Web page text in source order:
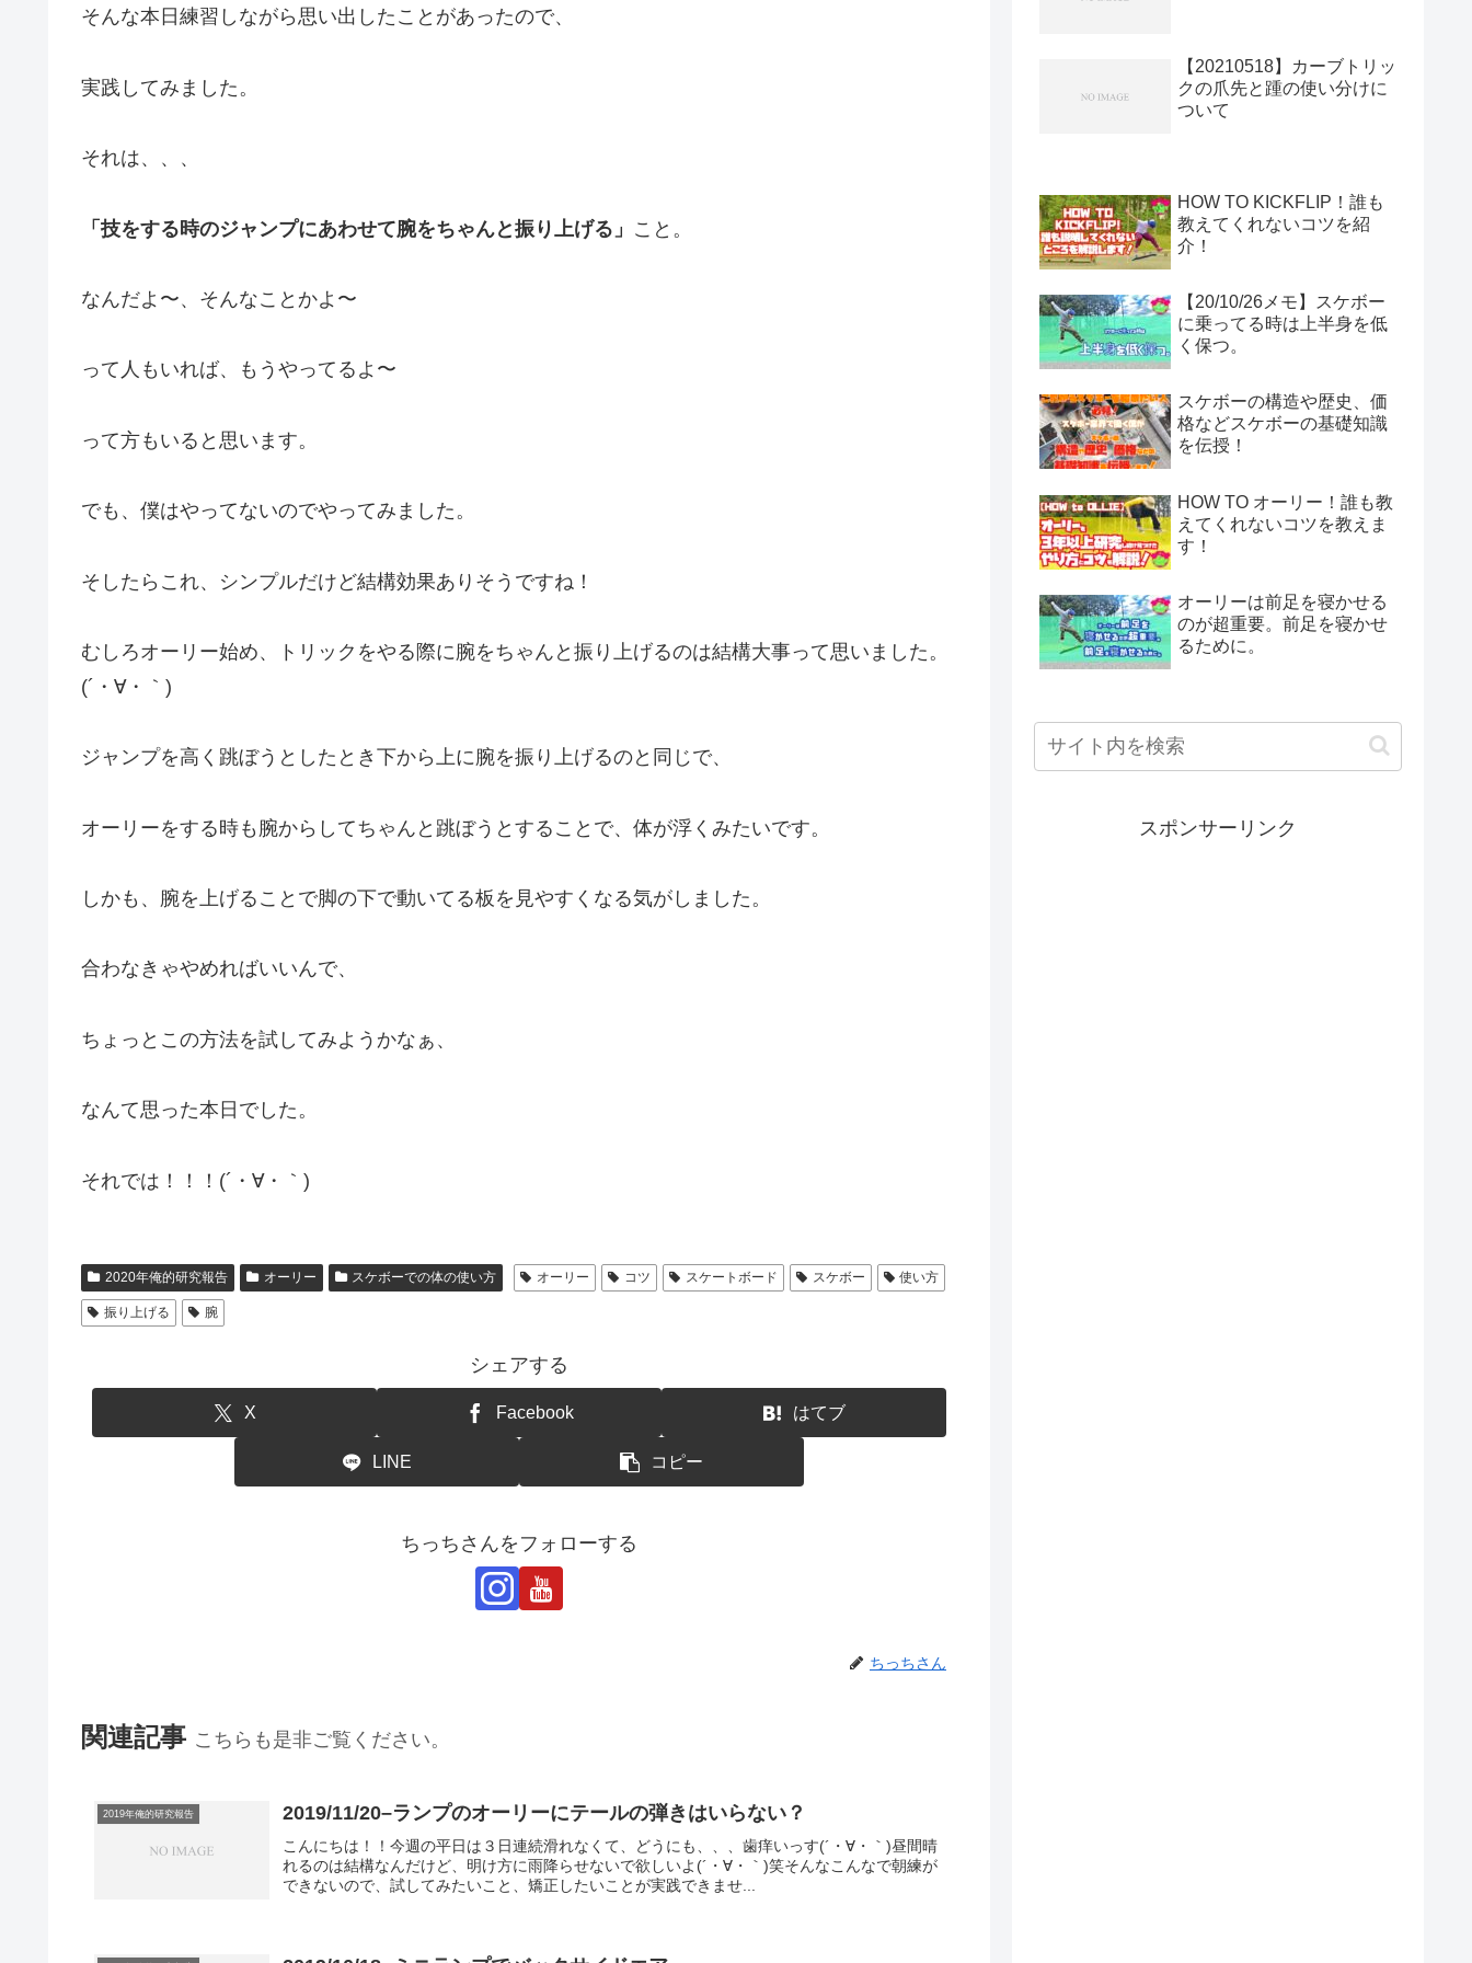
そんな本日練習しながら思い出したことがあったので、
実践してみました。
それは、、、
「技をする時のジャンプにあわせて腕をちゃんと振り上げる」 こと。
なんだよ〜、そんなことかよ〜
って人もいれば、もうやってるよ〜
って方もいると思います。
でも、僕はやってないのでやってみました。
そしたらこれ、シンプルだけど結構効果ありそうですね！
むしろオーリー始め、トリックをやる際に腕をちゃんと振り上げるのは結構大事って思いました。
(´・∀・｀)
ジャンプを高く跳ぼうとしたとき下から上に腕を振り上げるのと同じで、
オーリーをする時も腕からしてちゃんと跳ぼうとすることで、体が浮くみたいです。
しかも、腕を上げることで脚の下で動いてる板を見やすくなる気がしました。
合わなきゃやめればいいんで、
ちょっとこの方法を試してみようかなぁ、
なんて思った本日でした。
それでは！！！(´・∀・｀)
2020年俺的研究報告 オーリー スケボーでの体の使い方 オーリー コツ スケートボード スケボー 使い方
振り上げる 腕
シェアする
X Facebook はてブ
LINE コピー
ちっちさんをフォローする
ちっちさん
関連記事 こちらも是非ご覧ください。
2019年俺的研究報告 2019/11/20–ランプのオーリーにテールの弾きはいらない？
こんにちは！！今週の平日は３日連続滑れなくて、どうにも、、、歯痒いっす(´・∀・｀)昼間晴
れるのは結構なんだけど、明け方に雨降らせないで欲しいよ(´・∀・｀)笑そんなこんなで朝練が
できないので、試してみたいこと、矯正したいことが実践できませ...
【20210518】カーブトリッ
クの爪先と踵の使い分けに
ついて
HOW TO KICKFLIP！誰も
教えてくれないコツを紹
介！
【20/10/26メモ】スケボー
に乗ってる時は上半身を低
く保つ。
スケボーの構造や歴史、価
格などスケボーの基礎知識
を伝授！
HOW TO オーリー！誰も教
えてくれないコツを教えま
す！
オーリーは前足を寝かせる
のが超重要。前足を寝かせ
るために。
スポンサーリンク